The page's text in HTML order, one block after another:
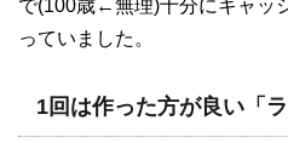
で(100歳←無理)十分にキャッ
っていました。
1回は作った方が良い「